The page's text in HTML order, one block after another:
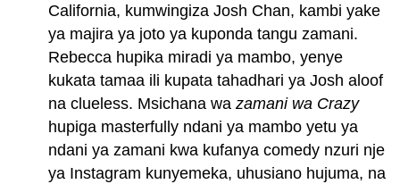
California, kumwingiza Josh Chan, kambi yake
ya majira ya joto ya kuponda tangu zamani.
Rebecca hupika miradi ya mambo, yenye
kukata tamaa ili kupata tahadhari ya Josh aloof
na clueless. Msichana wazamani wa Crazy
hupiga masterfully ndani ya mambo yetu ya
ndani ya zamani kwa kufanya comedy nzuri nje
ya Instagram kunyemeka, uhusiano hujuma, na